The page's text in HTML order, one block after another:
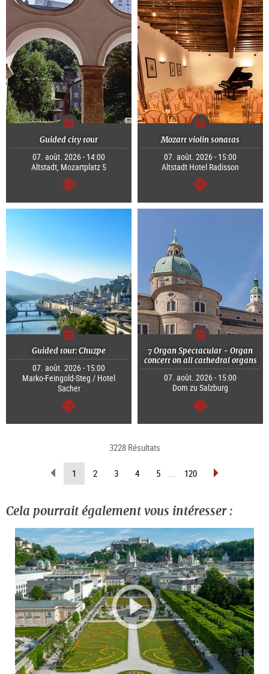
Guided city tour
07. août. 2026 - 14:00
Altstadt, Mozartplatz 5
Continuer
Mozart violin sonatas
07. août. 2026 - 15:00
Altstadt Hotel Radisson
Continuer
Guided tour: Chuzpe
07. août. 2026 - 15:00
Marko-Feingold-Steg / Hotel
Sacher
Continuer
7 Organ Spectacular - Organ
concert on all cathedral organs
07. août. 2026 - 15:00
Dom zu Salzburg
Continuer
3228 Résultats
Revenir
d’une
1 (Page
actuelle)
2 3 4 5 ... 120 Avancer
Cela pourrait également vous intéresser :